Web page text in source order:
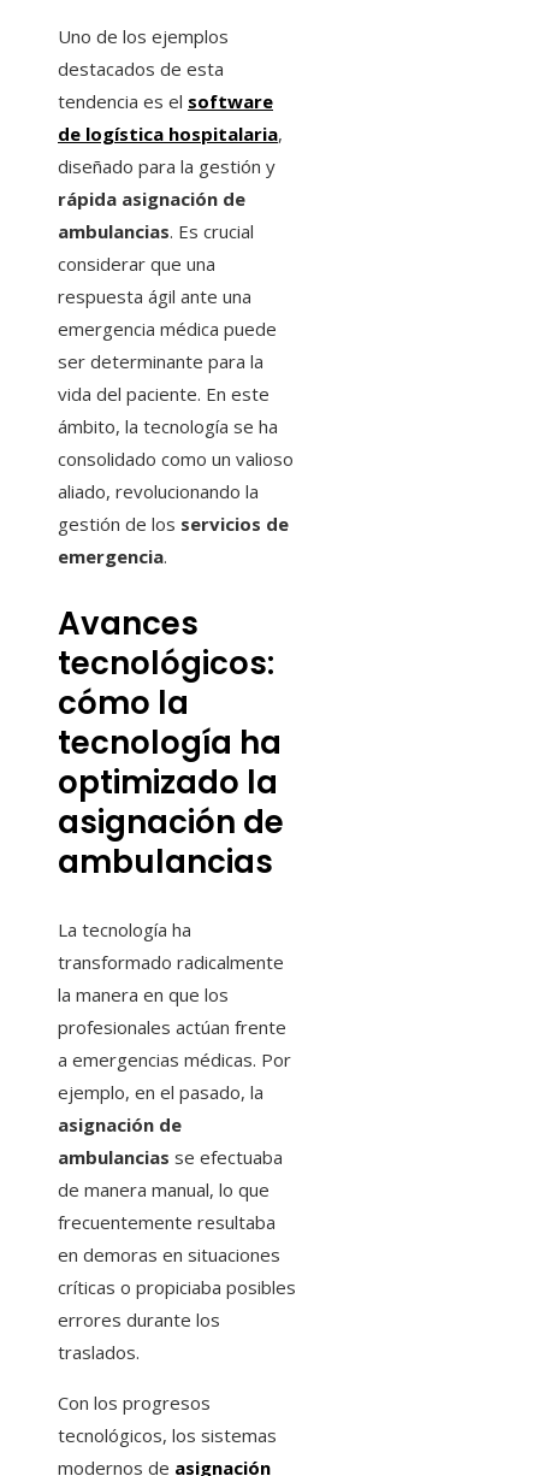
Uno de los ejemplos
destacados de esta
tendencia es el software
de logística hospitalaria,
diseñado para la gestión y
rápida asignación de
ambulancias. Es crucial
considerar que una
respuesta ágil ante una
emergencia médica puede
ser determinante para la
vida del paciente. En este
ámbito, la tecnología se ha
consolidado como un valioso
aliado, revolucionando la
gestión de los servicios de
emergencia.
Avances
tecnológicos:
cómo la
tecnología ha
optimizado la
asignación de
ambulancias
La tecnología ha
transformado radicalmente
la manera en que los
profesionales actúan frente
a emergencias médicas. Por
ejemplo, en el pasado, la
asignación de
ambulancias se efectuaba
de manera manual, lo que
frecuentemente resultaba
en demoras en situaciones
críticas o propiciaba posibles
errores durante los
traslados.
Con los progresos
tecnológicos, los sistemas
modernos de asignación